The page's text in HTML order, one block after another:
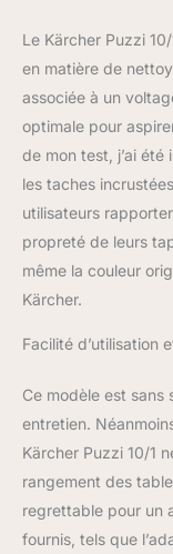
Le Kärcher Puzzi
en matière de
associée à un
optimale pour
de mon test, j’ai
les taches
utilisateurs
propreté de leurs
même la couleur
Kärcher.
Facilité d’utilisation
Ce modèle est
entretien.
Kärcher Puzzi 10/1
rangement des
regrettable pour un
fournis, tels que